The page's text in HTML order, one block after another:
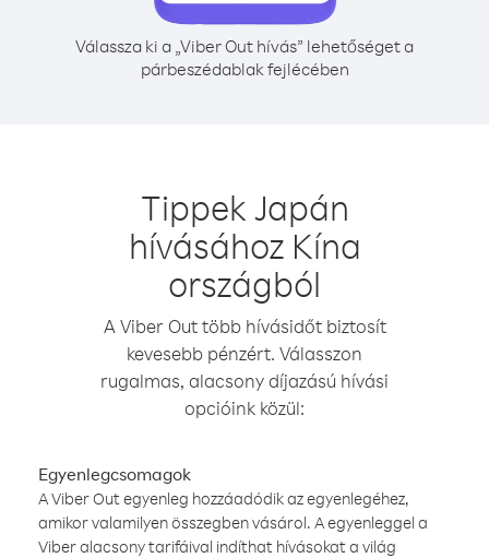
Válassza ki a „Viber Out hívás” lehetőséget a
párbeszédablak fejlécében
Tippek Japán
hívásához Kína
országból
A Viber Out több hívásidőt biztosít
kevesebb pénzért. Válasszon
rugalmas, alacsony díjazású hívási
opcióink közül:
Egyenlegcsomagok
A Viber Out egyenleg hozzáadódik az egyenlegéhez,
amikor valamilyen összegben vásárol. A egyenleggel a
Viber alacsony tarifáival indíthat hívásokat a világ